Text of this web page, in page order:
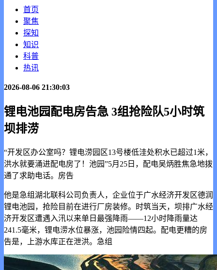
首页
聚焦
探知
知识
科普
热讯
2026-08-06 21:30:03
锂电池园配电房告急 3组抢险队5小时筑
坝排涝
“开发区办公室吗？锂电涝园区13号楼低洼处积水已超过1米，
洪水就要涌进配电房了！池园”5月25日，配电吴炳胜焦急地拨
通了求助电话。房告
他是急组湖北联科公司负责人，企业位于广水经济开发区德润
锂电池园，抢险目前在进行厂房装修。时筑当天，坝排广水经
济开发区遭遇入汛以来单日最强降雨——12小时降雨量达
241.5毫米，锂电涝水位暴涨，池园险情四起。配电更糟的房
告是，上游水库正在泄洪。急组